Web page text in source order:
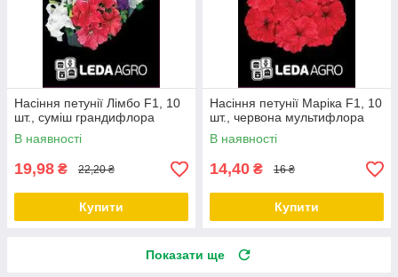
Насіння петунії Лімбо F1, 10
шт., суміш грандифлора
В наявності
19,98 ₴ 22,20 ₴
Купити
Насіння петунії Маріка F1, 10
шт., червона мультифлора
В наявності
14,40 ₴ 16 ₴
Купити
Показати ще